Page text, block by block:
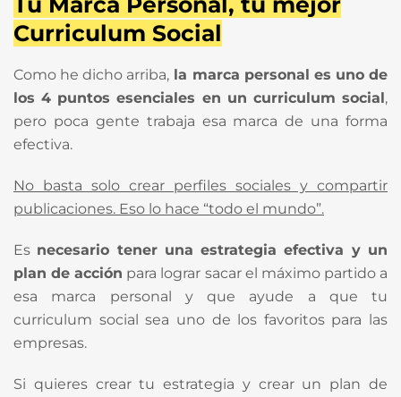
Curriculum Social
Como he dicho arriba, la marca personal es uno de
los 4 puntos esenciales en un curriculum social,
pero poca gente trabaja esa marca de una forma
efectiva.
No basta solo crear perfiles sociales y compartir
publicaciones. Eso lo hace “todo el mundo”.
Es necesario tener una estrategia efectiva y un
plan de acción para lograr sacar el máximo partido a
esa marca personal y que ayude a que tu
curriculum social sea uno de los favoritos para las
empresas.
Si quieres crear tu estrategia y crear un plan de